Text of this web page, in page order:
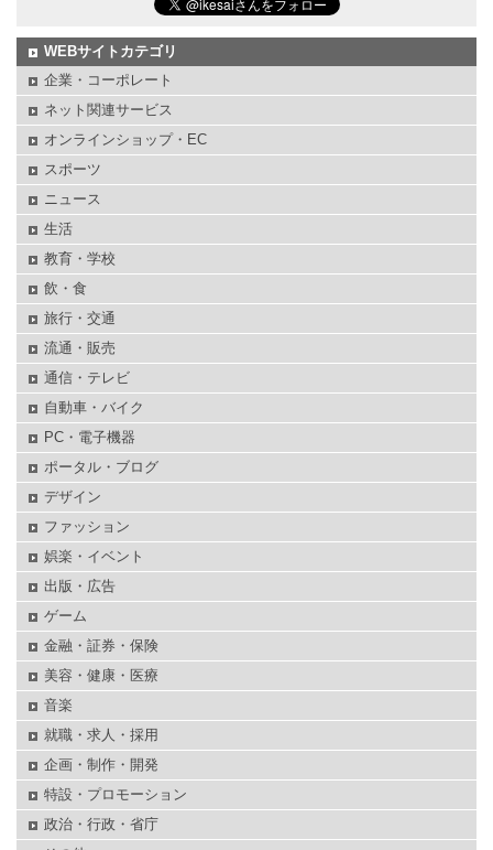
WEBサイトカテゴリ
企業・コーポレート
ネット関連サービス
オンラインショップ・EC
スポーツ
ニュース
生活
教育・学校
飲・食
旅行・交通
流通・販売
通信・テレビ
自動車・バイク
PC・電子機器
ポータル・ブログ
デザイン
ファッション
娯楽・イベント
出版・広告
ゲーム
金融・証券・保険
美容・健康・医療
音楽
就職・求人・採用
企画・制作・開発
特設・プロモーション
政治・行政・省庁